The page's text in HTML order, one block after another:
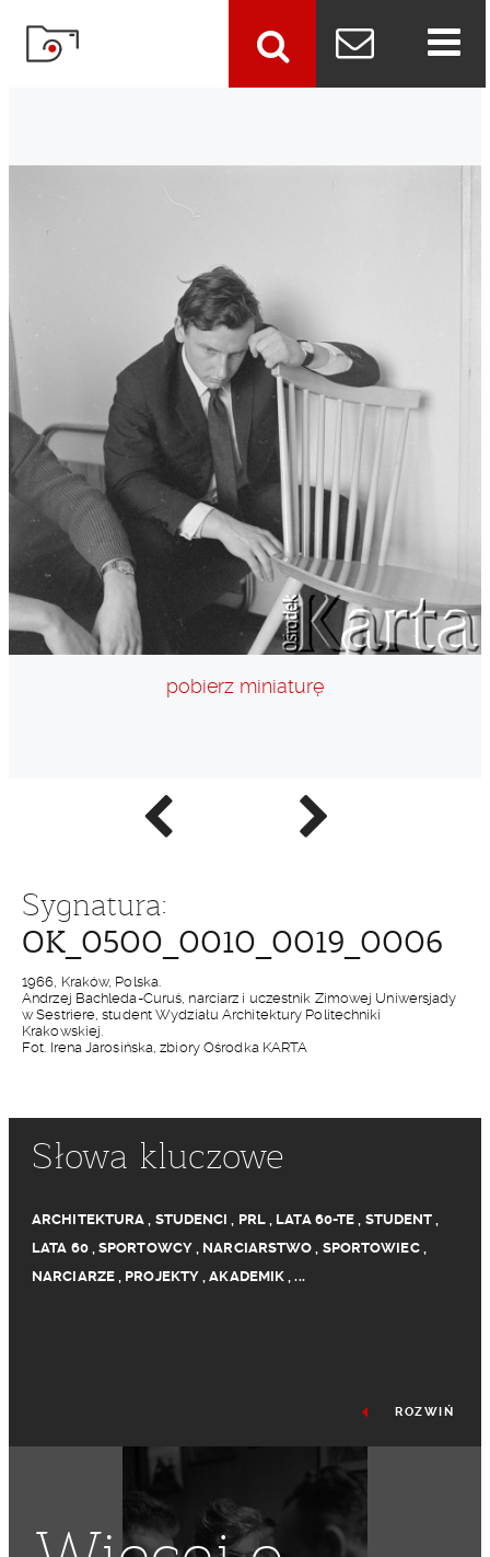
Poprzednie
zdjęcie
Następne
zdjęcie
pobierz miniaturę
Sygnatura:
OK_0500_0010_0019_0006
1966, Kraków, Polska.
Andrzej Bachleda-Curuś, narciarz i uczestnik Zimowej Uniwersjady
w Sestriere, student Wydziału Architektury Politechniki
Krakowskiej.
Fot. Irena Jarosińska, zbiory Ośrodka KARTA
Słowa kluczowe
ARCHITEKTURA , STUDENCI , PRL, LATA 60-TE , STUDENT ,
LATA 60,SPORTOWCY, NARCIARSTWO , SPORTOWIEC,
NARCIARZE, PROJEKTY ,AKADEMIK ,...
ROZWIŃ